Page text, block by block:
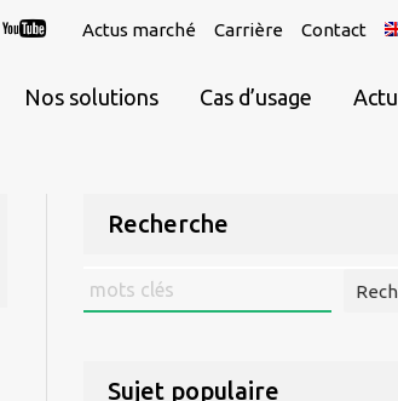
Actus marché Carrière Contact
Nos solutions Cas d’usage
Recherche
Rechercher
:
Sujet populaire